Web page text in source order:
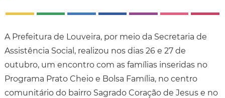
A Prefeitura de Louveira, por meio da Secretaria de
Assistência Social, realizou nos dias 26 e 27 de
outubro, um encontro com as famílias inseridas no
Programa Prato Cheio e Bolsa Família, no centro
comunitário do bairro Sagrado Coração de Jesus e no